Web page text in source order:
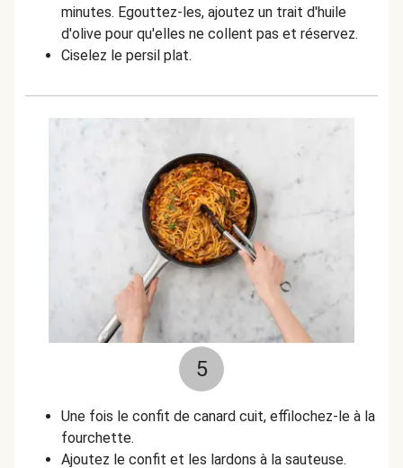
minutes. Egouttez-les, ajoutez un trait d'huile
d'olive pour qu'elles ne collent pas et réservez.
Ciselez le persil plat.
5
Une fois le confit de canard cuit, effilochez-le à la
fourchette.
Ajoutez le confit et les lardons à la sauteuse.